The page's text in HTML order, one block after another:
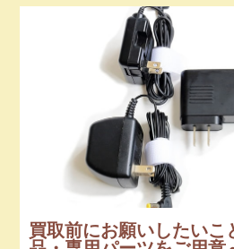
買取前にお願いしたい